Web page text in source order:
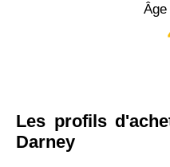
Âge
Les profils
Darney